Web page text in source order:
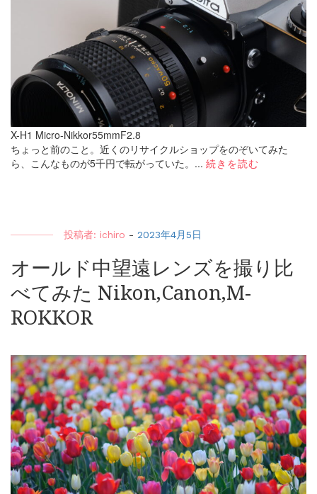
X-H1 Micro-Nikkor55mmF2.8
ちょっと前のこと。近くのリサイクルショップをのぞいてみた
ら、こんなものが5千円で転がっていた。... 続きを読む
投稿者: ichiro - 2023年4月5日
オールド中望遠レンズを撮り比
べてみた Nikon,Canon,M-
ROKKOR